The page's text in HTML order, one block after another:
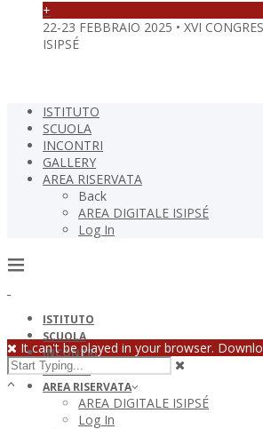
+
22-23 FEBBRAIO 2025 • XVI
ISIPSÉ
ISTITUTO
SCUOLA
INCONTRI
GALLERY
AREA RISERVATA
Back
AREA DIGITALE ISIPSÉ
Log In
ISTITUTO
SCUOLA
INCONTRI
GALLERY
AREA RISERVATA
AREA DIGITALE ISIPSÉ
Log In
It can't be played in your browser.